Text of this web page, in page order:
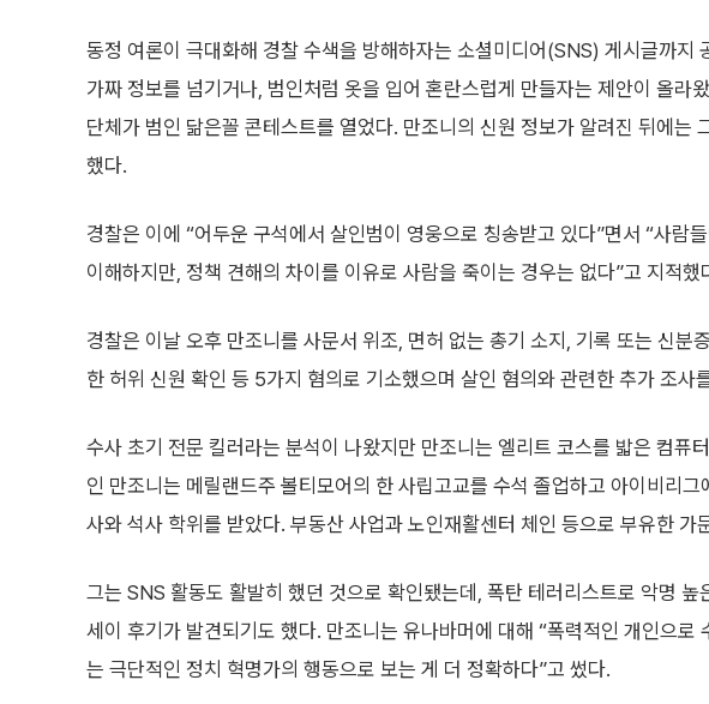
동정 여론이 극대화해 경찰 수색을 방해하자는 소셜미디어(SNS) 게시글까지
가짜 정보를 넘기거나, 범인처럼 옷을 입어 혼란스럽게 만들자는 제안이 올라
단체가 범인 닮은꼴 콘테스트를 열었다. 만조니의 신원 정보가 알려진 뒤에는
했다.
경찰은 이에 “어두운 구석에서 살인범이 영웅으로 칭송받고 있다”면서 “사람
이해하지만, 정책 견해의 차이를 이유로 사람을 죽이는 경우는 없다”고 지적했
경찰은 이날 오후 만조니를 사문서 위조, 면허 없는 총기 소지, 기록 또는 신분
한 허위 신원 확인 등 5가지 혐의로 기소했으며 살인 혐의와 관련한 추가 조사
수사 초기 전문 킬러라는 분석이 나왔지만 만조니는 엘리트 코스를 밟은 컴퓨
인 만조니는 메릴랜드주 볼티모어의 한 사립고교를 수석 졸업하고 아이비리
사와 석사 학위를 받았다. 부동산 사업과 노인재활센터 체인 등으로 부유한 가
그는 SNS 활동도 활발히 했던 것으로 확인됐는데, 폭탄 테러리스트로 악명 높
세이 후기가 발견되기도 했다. 만조니는 유나바머에 대해 “폭력적인 개인으로
는 극단적인 정치 혁명가의 행동으로 보는 게 더 정확하다”고 썼다.